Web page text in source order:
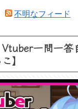
不明なフィード
Vtuber一問一
】